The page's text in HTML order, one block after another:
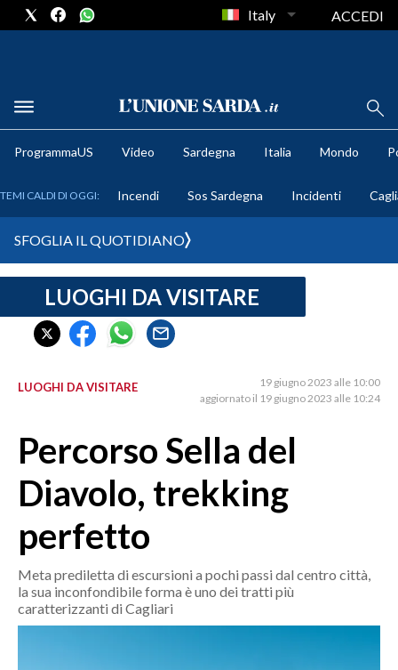
METEO
CRONACA SARDEGNA
CAGLIARI
SULCIS IGLESIENTE
SASSARI E PROVINCIA
GALLURA
OGLIASTRA
CRONACA
Italy ACCEDI
ProgrammaUS Video Sardegna Italia Mondo
TEMI CALDI DI OGGI: Incendi Sos Sardegna Incidenti
SFOGLIA IL QUOTIDIANO
LUOGHI DA VISITARE
LUOGHI DA VISITARE
19 giugno 2023 alle 10:00
aggiornato il 19 giugno 2023 alle 10:24
Percorso Sella del
Diavolo, trekking
perfetto
Meta prediletta di escursioni a pochi passi dal centro città,
la sua inconfondibile forma è uno dei tratti più
caratterizzanti di Cagliari